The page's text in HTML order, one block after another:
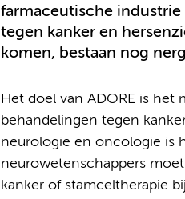
farmaceutische
tegen kanker en
komen, bestaan nog
Het doel van ADORE is
behandelingen tegen
neurologie en oncologie is
neurowetenschappers
kanker of stamceltherapie